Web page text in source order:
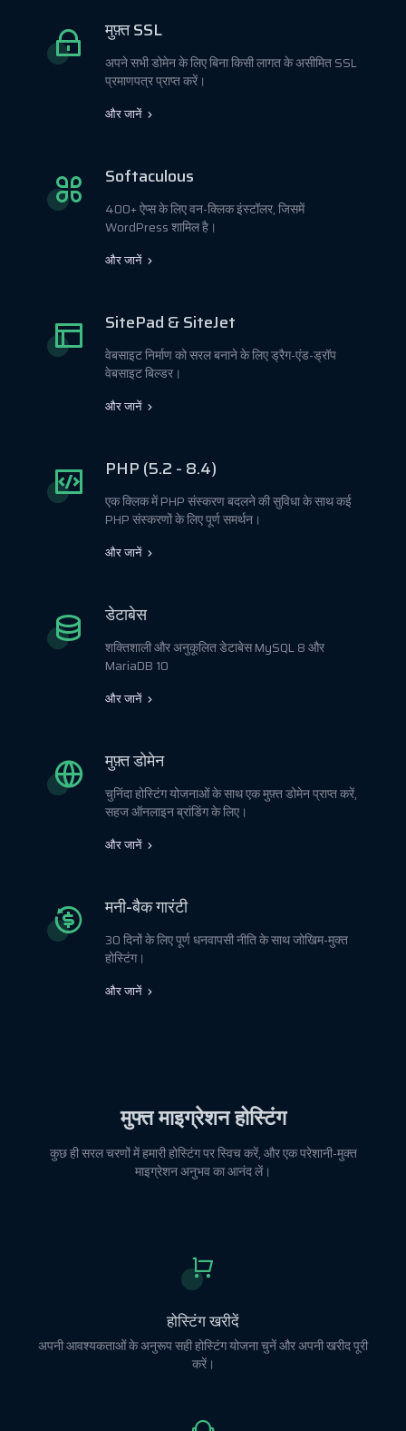
मुफ़्त SSL
अपने सभी डोमेन के लिए बिना किसी लागत के असीमित SSL
प्रमाणपत्र प्राप्त करें।
और जानें
Softaculous
400+ ऐप्स के लिए वन-क्लिक इंस्टॉलर, जिसमें
WordPress शामिल है।
और जानें
SitePad & SiteJet
वेबसाइट निर्माण को सरल बनाने के लिए ड्रैग-एंड-ड्रॉप
वेबसाइट बिल्डर।
और जानें
PHP (5.2 - 8.4)
एक क्लिक में PHP संस्करण बदलने की सुविधा के साथ कई
PHP संस्करणों के लिए पूर्ण समर्थन।
और जानें
डेटाबेस
शक्तिशाली और अनुकूलित डेटाबेस MySQL 8 और
MariaDB 10
और जानें
मुफ़्त डोमेन
चुनिंदा होस्टिंग योजनाओं के साथ एक मुफ़्त डोमेन प्राप्त करें,
सहज ऑनलाइन ब्रांडिंग के लिए।
और जानें
मनी-बैक गारंटी
30 दिनों के लिए पूर्ण धनवापसी नीति के साथ जोखिम-मुक्त
होस्टिंग।
और जानें
मुफ्त माइग्रेशन होस्टिंग
कुछ ही सरल चरणों में हमारी होस्टिंग पर स्विच करें, और एक परेशानी-मुक्त
माइग्रेशन अनुभव का आनंद लें।
होस्टिंग खरीदें
अपनी आवश्यकताओं के अनुरूप सही होस्टिंग योजना चुनें और अपनी खरीद पूरी
करें।